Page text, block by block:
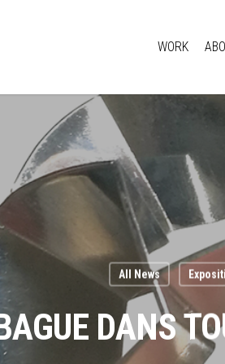
WORK
All News
DANS